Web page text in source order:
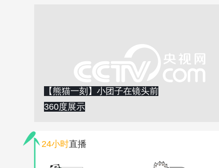
【熊猫一刻】小团子在镜头前
360度展示
24小时直播